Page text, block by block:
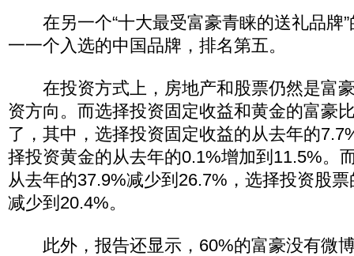
在另一个“十大最受富豪青睐的送礼品牌”
一一个入选的中国品牌，排名第五。
在投资方式上，房地产和股票仍然是富
资方向。而选择投资固定收益和黄金的富豪
了，其中，选择投资固定收益的从去年的
择投资黄金的从去年的0.1%增加到11.5%。
从去年的37.9%减少到26.7%，选择投资股
减少到20.4%。
此外，报告还显示，60%的富豪没有微